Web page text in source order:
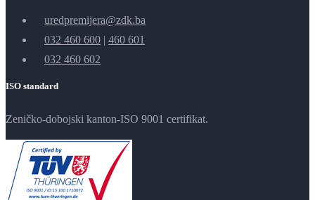
uredpremijera@zdk.ba
032 460 600 | 460 601
032 460 602
ISO standard
Zeničko-dobojski kanton-ISO 9001 certifikat.